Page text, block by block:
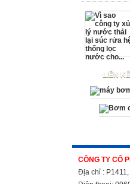
LIÊN
CÔNG TY CỔ
Địa chỉ :